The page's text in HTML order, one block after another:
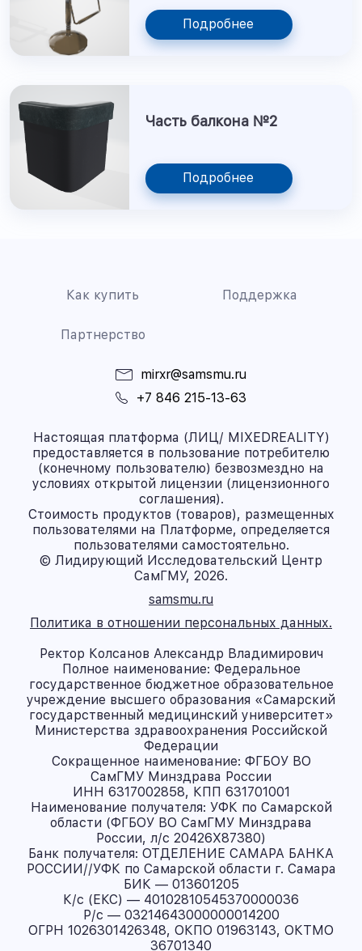
Подробнее
Часть балкона №2
Подробнее
Как купить Поддержка
Партнерство
mirxr@samsmu.ru
+7 846 215-13-63
Настоящая платформа (ЛИЦ/ MIXEDREALITY)
предоставляется в пользование потребителю
(конечному пользователю) безвозмездно на
условиях открытой лицензии (лицензионного
соглашения).
Стоимость продуктов (товаров), размещенных
пользователями на Платформе, определяется
пользователями самостоятельно.
© Лидирующий Исследовательский Центр
СамГМУ, 2026.
samsmu.ru
Политика в отношении персональных данных.
Ректор Колсанов Александр Владимирович
Полное наименование: Федеральное
государственное бюджетное образовательное
учреждение высшего образования «Самарский
государственный медицинский университет»
Министерства здравоохранения Российской
Федерации
Сокращенное наименование: ФГБОУ ВО
СамГМУ Минздрава России
ИНН 6317002858, КПП 631701001
Наименование получателя: УФК по Самарской
области (ФГБОУ ВО СамГМУ Минздрава
России, л/с 20426X87380)
Банк получателя: ОТДЕЛЕНИЕ САМАРА БАНКА
РОССИИ//УФК по Самарской области г. Самара
БИК — 013601205
К/с (ЕКС) — 40102810545370000036
Р/с — 03214643000000014200
ОГРН 1026301426348, ОКПО 01963143, ОКТМО
36701340